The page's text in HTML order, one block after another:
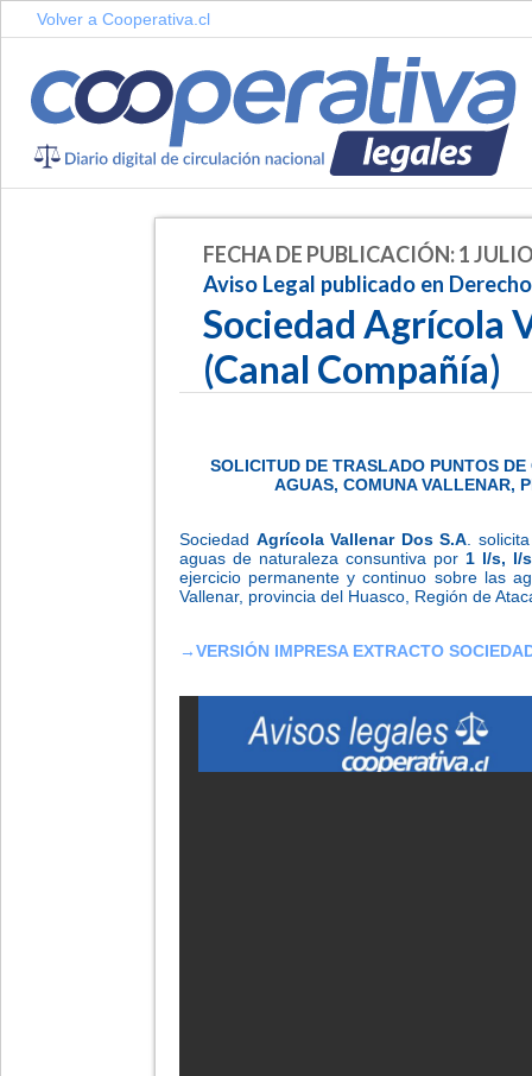
Volver a Cooperativa.cl
FECHA DE PUBLICACIÓN: 1
Aviso Legal publicado en
Sociedad Agrícola
(Canal Compañía)
SOLICITUD DE TRASLADO PUNTOS
AGUAS, COMUNA VALLENAR,
Sociedad Agrícola Vallenar Dos S.A .
aguas de naturaleza consuntiva por 1 l/s, l/
ejercicio permanente y continuo sobre las
Vallenar, provincia del Huasco, Región de
→VERSIÓN IMPRESA EXTRACTO